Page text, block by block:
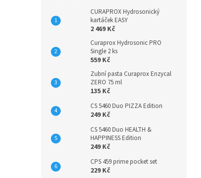
CURAPROX Hydrosonický
kartáček EASY
2 469 Kč
Curaprox Hydrosonic PRO
Single 2 ks
559 Kč
Zubní pasta Curaprox Enzycal
ZERO 75 ml
135 Kč
CS 5460 Duo PIZZA Edition
249 Kč
CS 5460 Duo HEALTH &
HAPPINESS Edition
249 Kč
CPS 459 prime pocket set
229 Kč